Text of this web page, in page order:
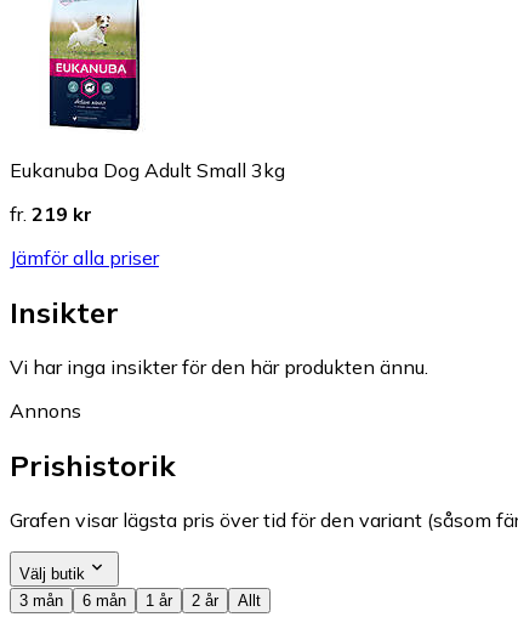
Eukanuba Dog Adult Small 3kg
fr. 219 kr
Jämför alla priser
Insikter
Vi har inga insikter för den här produkten ännu.
Annons
Prishistorik
Grafen visar lägsta pris över tid för den variant (såsom
Välj butik
3 mån
6 mån 1 år 2 år Allt